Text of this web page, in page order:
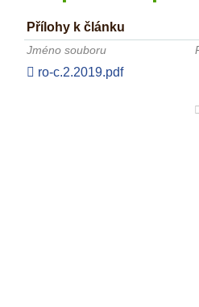
Přílohy k článku
Jméno souboru
ro-c.2.2019.pdf